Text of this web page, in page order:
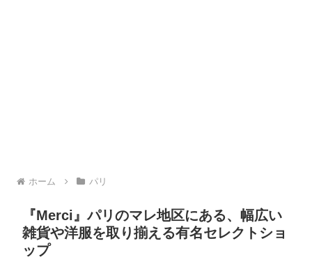
ホーム パリ
『Merci』パリのマレ地区にある、幅広い
雑貨や洋服を取り揃える有名セレクトショ
ップ